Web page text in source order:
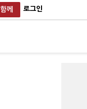
함께 로그인